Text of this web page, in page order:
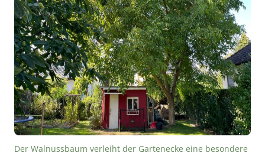
Der Walnussbaum verleiht der Gartenecke eine besondere